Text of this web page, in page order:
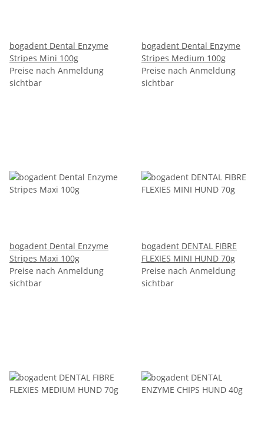
bogadent Dental Enzyme
Stripes Mini 100g
Preise nach Anmeldung
sichtbar
bogadent Dental Enzyme
Stripes Medium 100g
Preise nach Anmeldung
sichtbar
bogadent Dental Enzyme
Stripes Maxi 100g
Preise nach Anmeldung
sichtbar
bogadent DENTAL FIBRE
FLEXIES MINI HUND 70g
Preise nach Anmeldung
sichtbar